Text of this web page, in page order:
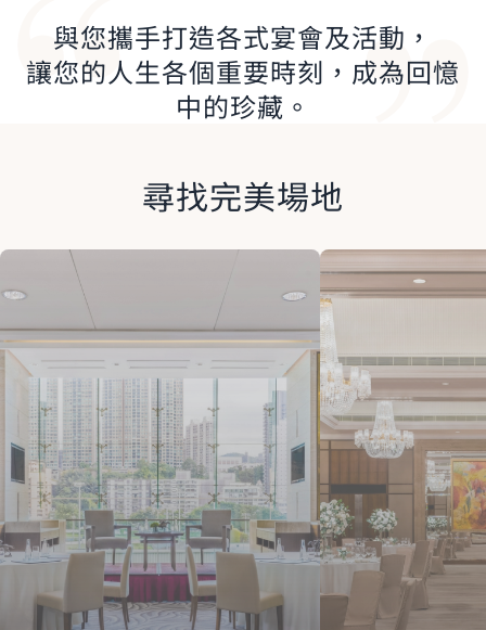
與您攜手打造各式宴會及活動，
讓您的人生各個重要時刻，成為回憶
中的珍藏。
尋找完美場地